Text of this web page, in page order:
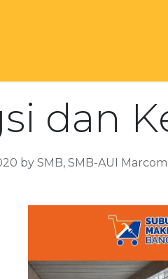
dan
by SMB, SMB-AUI